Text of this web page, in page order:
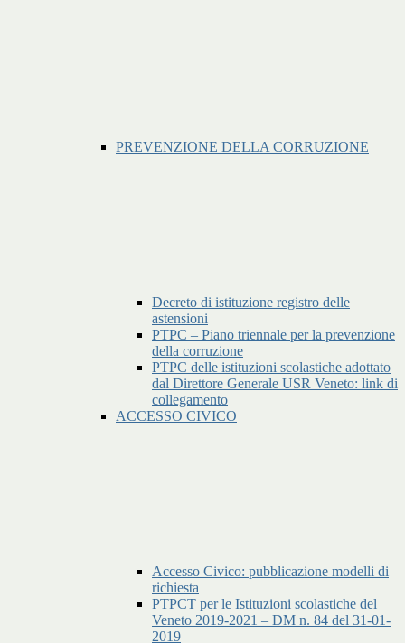
PREVENZIONE DELLA CORRUZIONE
Decreto di istituzione registro delle
astensioni
PTPC – Piano triennale per la prevenzione
della corruzione
PTPC delle istituzioni scolastiche adottato
dal Direttore Generale USR Veneto: link di
collegamento
ACCESSO CIVICO
Accesso Civico: pubblicazione modelli di
richiesta
PTPCT per le Istituzioni scolastiche del
Veneto 2019-2021 – DM n. 84 del 31-01-
2019